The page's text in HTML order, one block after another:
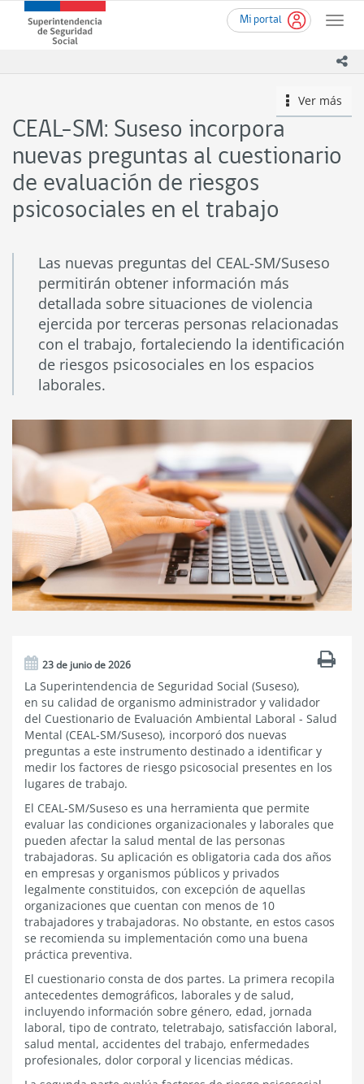
contenido
Mi portal
Toggle
Superintendencia
de
Gobierno
de
Chile
icono
Ver más
CEAL-SM: Suseso incorpora
nuevas preguntas al cuestionario
de evaluación de riesgos
psicosociales en el trabajo
Las nuevas preguntas del CEAL-SM/Suseso
permitirán obtener información más
detallada sobre situaciones de violencia
ejercida por terceras personas relacionadas
con el trabajo, fortaleciendo la identificación
de riesgos psicosociales en los espacios
laborales.
23 de junio de 2026
La Superintendencia de Seguridad Social (Suseso),
en su calidad de organismo administrador y validador
del Cuestionario de Evaluación Ambiental Laboral - Salud
Mental (CEAL-SM/Suseso), incorporó dos nuevas
preguntas a este instrumento destinado a identificar y
medir los factores de riesgo psicosocial presentes en los
lugares de trabajo.
El CEAL-SM/Suseso es una herramienta que permite
evaluar las condiciones organizacionales y laborales que
pueden afectar la salud mental de las personas
trabajadoras. Su aplicación es obligatoria cada dos años
en empresas y organismos públicos y privados
legalmente constituidos, con excepción de aquellas
organizaciones que cuentan con menos de 10
trabajadores y trabajadoras. No obstante, en estos casos
se recomienda su implementación como una buena
práctica preventiva.
El cuestionario consta de dos partes. La primera recopila
antecedentes demográficos, laborales y de salud,
incluyendo información sobre género, edad, jornada
laboral, tipo de contrato, teletrabajo, satisfacción laboral,
salud mental, accidentes del trabajo, enfermedades
profesionales, dolor corporal y licencias médicas.